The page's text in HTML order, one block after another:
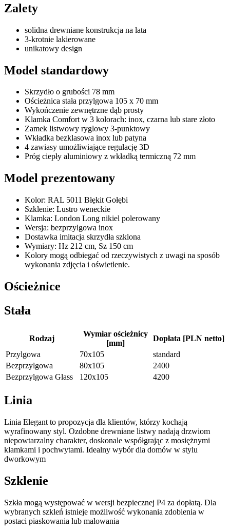
Zalety
solidna drewniane konstrukcja na lata
3-krotnie lakierowane
unikatowy design
Model standardowy
Skrzydło o grubości 78 mm
Ościeżnica stała przylgowa 105 x 70 mm
Wykończenie zewnętrzne dąb prosty
Klamka Comfort w 3 kolorach: inox, czarna lub stare złoto
Zamek listwowy ryglowy 3-punktowy
Wkładka bezklasowa inox lub patyna
4 zawiasy umożliwiające regulację 3D
Próg ciepły aluminiowy z wkładką termiczną 72 mm
Model prezentowany
Kolor: RAL 5011 Błękit Gołębi
Szklenie: Lustro weneckie
Klamka: London Long nikiel polerowany
Wersja: bezprzylgowa inox
Dostawka imitacja skrzydła szklona
Wymiary: Hz 212 cm, Sz 150 cm
Kolory mogą odbiegać od rzeczywistych z uwagi na sposób
wykonania zdjęcia i oświetlenie.
Ościeżnice
Stała
Rodzaj
Wymiar ościeżnicy
[mm]
Dopłata [PLN netto]
Przylgowa
70x105
standard
Bezprzylgowa
80x105
2400
Bezprzylgowa Glass
120x105 4200
Linia
Linia Elegant to propozycja dla klientów, którzy kochają
wyrafinowany styl. Ozdobne drewniane listwy nadają drzwiom
niepowtarzalny charakter, doskonale współgrając z mosiężnymi
klamkami i pochwytami. Idealny wybór dla domów w stylu
dworkowym
Szklenie
Szkła mogą występować w wersji bezpiecznej P4 za dopłatą. Dla
wybranych szkleń istnieje możliwość wykonania zdobienia w
postaci piaskowania lub malowania